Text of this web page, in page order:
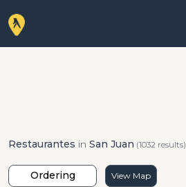
Restaurantes in San Juan (1032 results)
Ordering View Map